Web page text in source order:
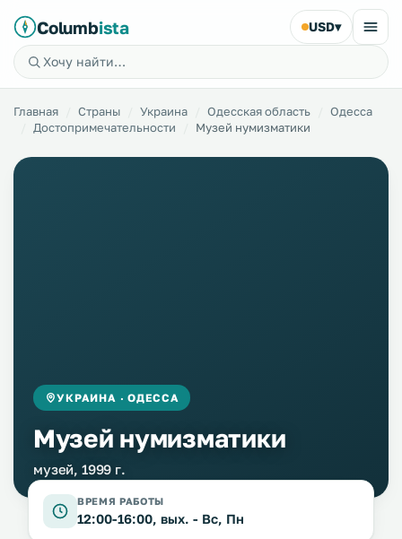
Columbista USD▾
Главная Страны Украина Одесская область
Одесса
Достопримечательности
Музей нумизматики
УКРАИНА · ОДЕССА
Музей нумизматики
музей, 1999 г.
ВРЕМЯ РАБОТЫ
12:00-16:00, вых. - Вс, Пн